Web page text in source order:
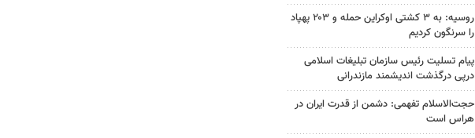
روسیه: به ۳ کشتی اوکراین حمله و ۲۰۳ پهپاد
را سرنگون کردیم
پیام تسلیت رئیس سازمان تبلیغات اسلامی
درپی درگذشت اندیشمند مازندرانی
حجت‌الاسلام تفهمی: دشمن از قدرت ایران در
هراس است